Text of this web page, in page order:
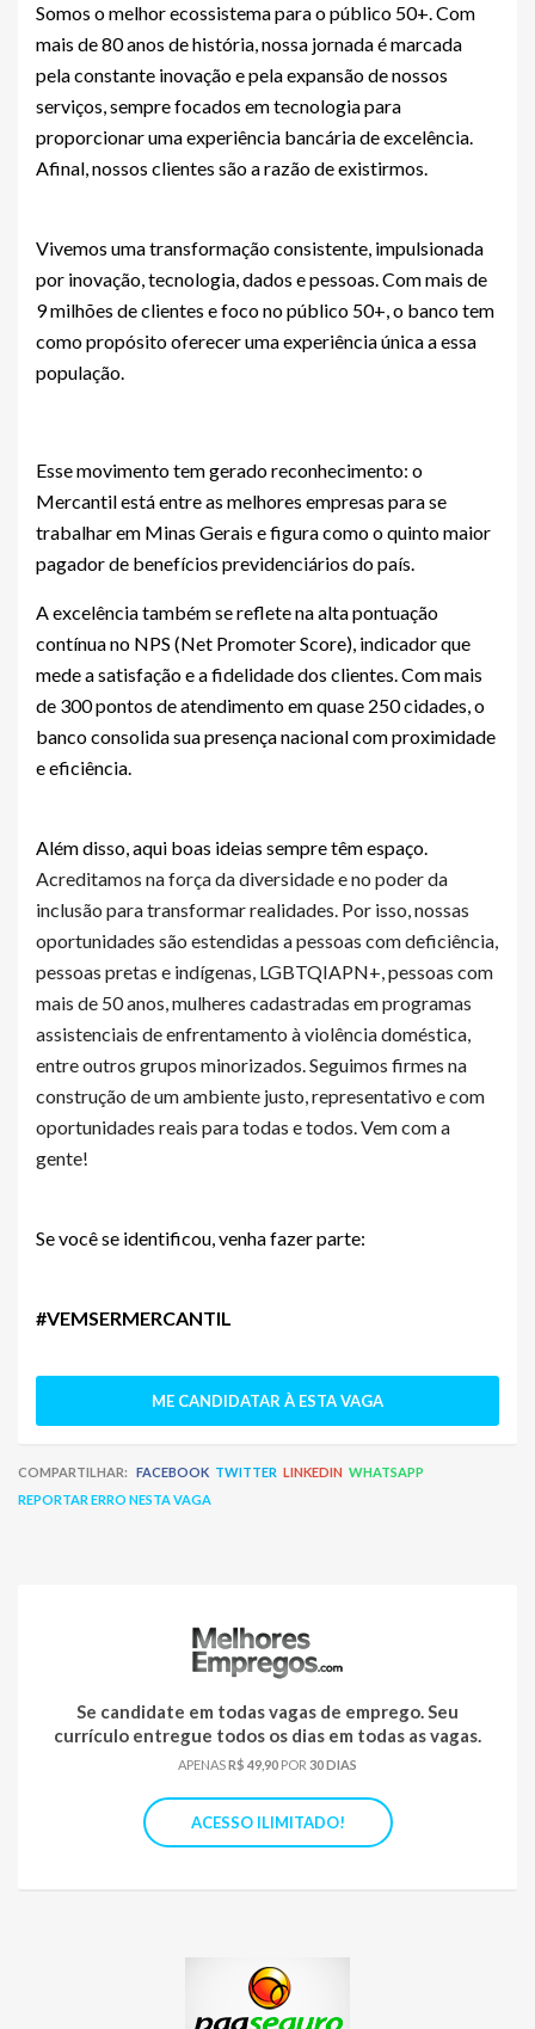
Somos o melhor ecossistema para o público 50+. Com
mais de 80 anos de história, nossa jornada é marcada
pela constante inovação e pela expansão de nossos
serviços, sempre focados em tecnologia para
proporcionar uma experiência bancária de excelência.
Afinal, nossos clientes são a razão de existirmos.
Vivemos uma transformação consistente, impulsionada
por inovação, tecnologia, dados e pessoas. Com mais de
9 milhões de clientes e foco no público 50+, o banco tem
como propósito oferecer uma experiência única a essa
população.
Esse movimento tem gerado reconhecimento: o
Mercantil está entre as melhores empresas para se
trabalhar em Minas Gerais e figura como o quinto maior
pagador de benefícios previdenciários do país.
A excelência também se reflete na alta pontuação
contínua no NPS (Net Promoter Score), indicador que
mede a satisfação e a fidelidade dos clientes. Com mais
de 300 pontos de atendimento em quase 250 cidades, o
banco consolida sua presença nacional com proximidade
e eficiência.
Além disso, aqui boas ideias sempre têm espaço.
Acreditamos na força da diversidade e no poder da
inclusão para transformar realidades. Por isso, nossas
oportunidades são estendidas a pessoas com deficiência,
pessoas pretas e indígenas, LGBTQIAPN+, pessoas com
mais de 50 anos, mulheres cadastradas em programas
assistenciais de enfrentamento à violência doméstica,
entre outros grupos minorizados. Seguimos firmes na
construção de um ambiente justo, representativo e com
oportunidades reais para todas e todos. Vem com a
gente!
Se você se identificou, venha fazer parte:
#VEMSERMERCANTIL
ME CANDIDATAR À ESTA VAGA
COMPARTILHAR: FACEBOOK TWITTER LINKEDIN WHATSAPP
REPORTAR ERRO NESTA VAGA
Se candidate em todas vagas de emprego. Seu
currículo entregue todos os dias em todas as vagas.
APENASR$ 49,90 POR 30 DIAS
ACESSO ILIMITADO!